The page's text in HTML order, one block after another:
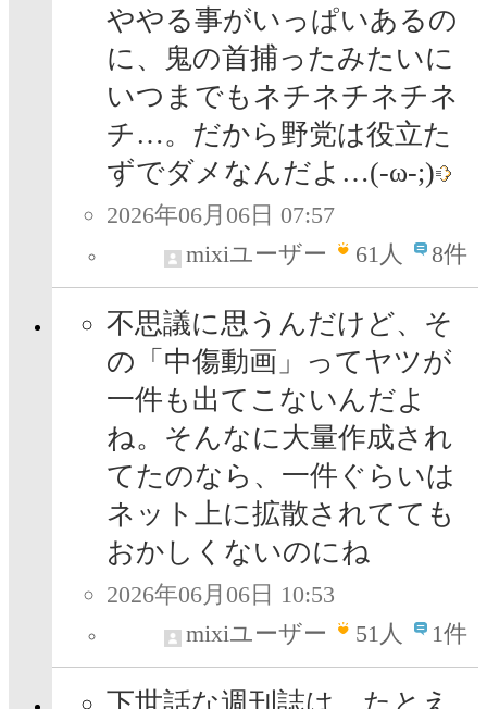
ややる事がいっぱいあるの
に、鬼の首捕ったみたいに
いつまでもネチネチネチネ
チ…。だから野党は役立た
ずでダメなんだよ…(-ω-;)
2026年06月06日 07:57
mixiユーザー
61人 8件
不思議に思うんだけど、そ
の「中傷動画」ってヤツが
一件も出てこないんだよ
ね。そんなに大量作成され
てたのなら、一件ぐらいは
ネット上に拡散されてても
おかしくないのにね
2026年06月06日 10:53
mixiユーザー
51人 1件